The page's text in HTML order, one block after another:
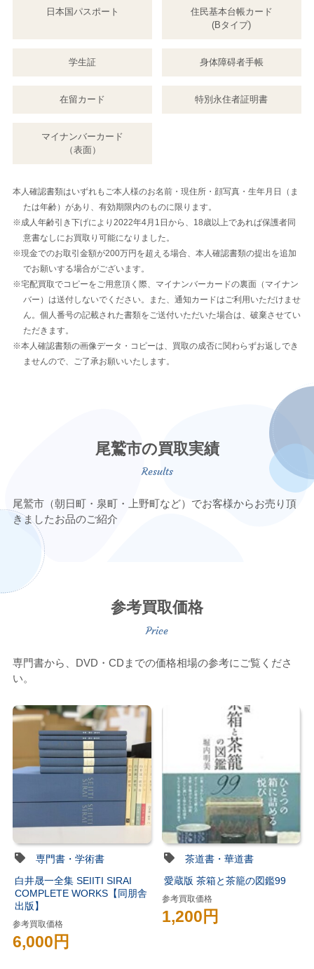
日本国パスポート
住民基本台帳カード
(Bタイプ)
学生証 身体障碍者手帳
在留カード 特別永住者証明書
マイナンバーカード
（表面）
本人確認書類はいずれもご本人様のお名前・現住所・顔写真・生年月日（ま
たは年齢）があり、有効期限内のものに限ります。
※成人年齢引き下げにより2022年4月1日から、18歳以上であれば保護者同
意書なしにお買取り可能になりました。
※現金でのお取引金額が200万円を超える場合、本人確認書類の提出を追加
でお願いする場合がございます。
※宅配買取でコピーをご用意頂く際、マイナンバーカードの裏面（マイナン
バー）は送付しないでください。また、通知カードはご利用いただけませ
ん。個人番号の記載された書類をご送付いただいた場合は、破棄させてい
ただきます。
※本人確認書類の画像データ・コピーは、買取の成否に関わらずお返しでき
ませんので、ご了承お願いいたします。
尾鷲市の買取実績
尾鷲市（朝日町・泉町・上野町など）でお客様からお売り頂
きましたお品のご紹介
参考買取価格
専門書から、DVD・CDまでの価格相場の参考にご覧くださ
い。
専門書・学術書
白井晟一全集 SEIITI SIRAI
COMPLETE WORKS【同朋舎
出版】
参考買取価格
6,000円
茶道書・華道書
愛蔵版 茶箱と茶籠の図鑑99
参考買取価格
1,200円